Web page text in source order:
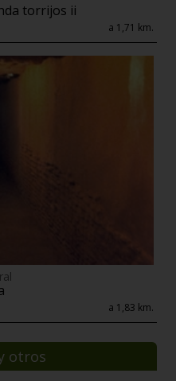
torrijos ii
a 1,71 km.
a 1,83 km.
otros